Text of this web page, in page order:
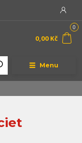
Menu
0
0,00 Kč